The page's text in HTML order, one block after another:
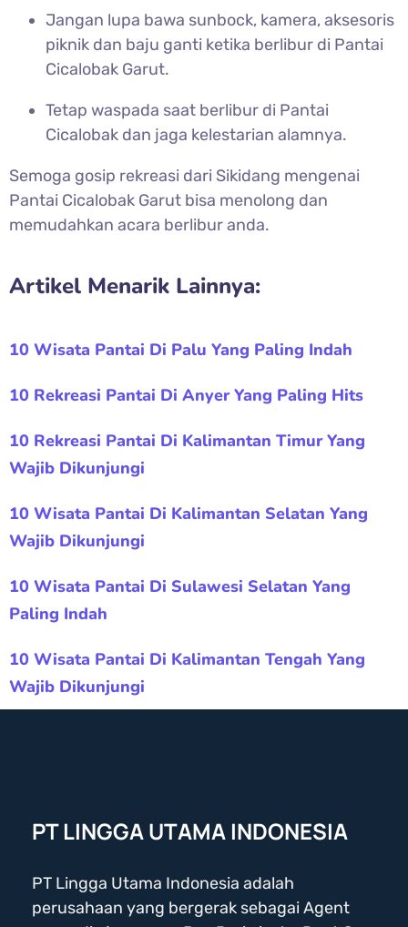
Jangan lupa bawa sunbock, kamera, aksesoris
piknik dan baju ganti ketika berlibur di Pantai
Cicalobak Garut.
Tetap waspada saat berlibur di Pantai
Cicalobak dan jaga kelestarian alamnya.
Semoga gosip rekreasi dari Sikidang mengenai
Pantai Cicalobak Garut bisa menolong dan
memudahkan acara berlibur anda.
Artikel Menarik Lainnya:
10 Wisata Pantai Di Palu Yang Paling Indah
10 Rekreasi Pantai Di Anyer Yang Paling Hits
10 Rekreasi Pantai Di Kalimantan Timur Yang
Wajib Dikunjungi
10 Wisata Pantai Di Kalimantan Selatan Yang
Wajib Dikunjungi
10 Wisata Pantai Di Sulawesi Selatan Yang
Paling Indah
10 Wisata Pantai Di Kalimantan Tengah Yang
Wajib Dikunjungi
PT LINGGA UTAMA INDONESIA
PT Lingga Utama Indonesia adalah
perusahaan yang bergerak sebagai Agent